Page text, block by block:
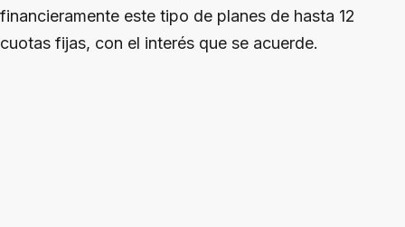
financieramente este tipo de planes de hasta 12
cuotas fijas, con el interés que se acuerde.